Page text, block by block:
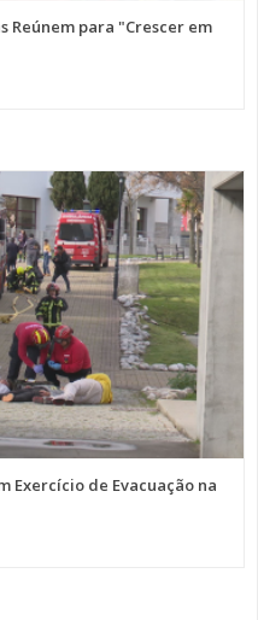
Reúnem para "Crescer em
Exercício de Evacuação na